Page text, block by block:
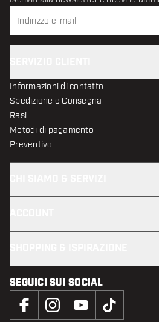
Informazioni di contatto
Spedizione e Consegna
Resi
Metodi di pagamento
Preventivo
SEGUICI SUI SOCIAL